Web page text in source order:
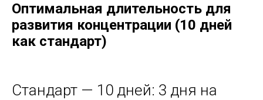
Оптимальная длительность для
развития концентрации (10 дней
как стандарт)
Стандарт — 10 дней: 3 дня на